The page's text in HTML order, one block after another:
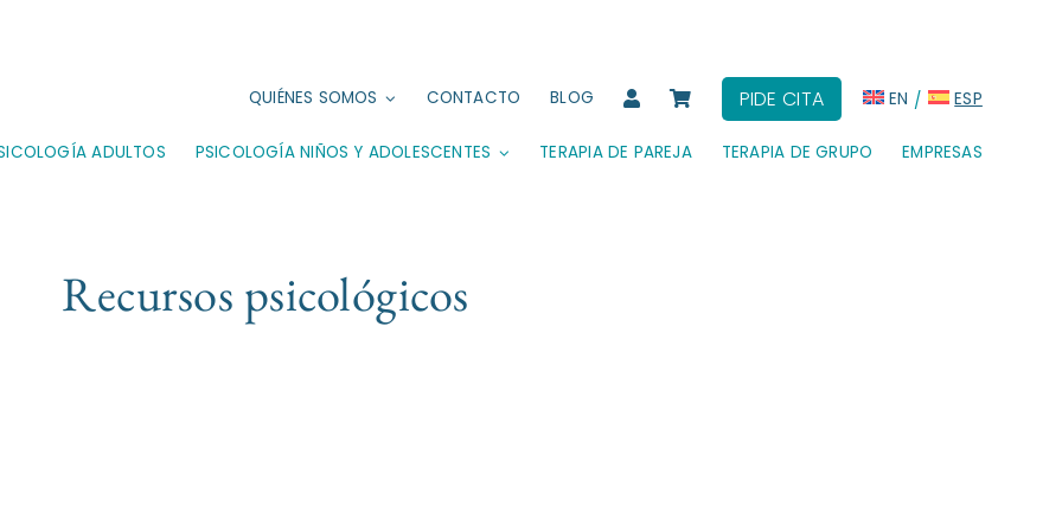
QUIÉNES SOMOS CONTACTO BLOG PIDE CITA EN ESP
ADULTOS PSICOLOGÍA NIÑOS Y ADOLESCENTES TERAPIA DE PAREJA TERAPIA DE GRUPO EMPRESAS
Recursos psicológicos